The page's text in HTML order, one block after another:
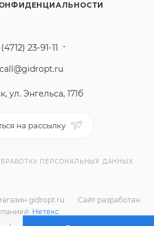
23-91-11
call@gidropt.ru
ул. Энгельса, 171б
на рассылку
ПЕРСОНАЛЬНЫХ ДАННЫХ
gidropt.ru
Сайт разработан
Нетекс